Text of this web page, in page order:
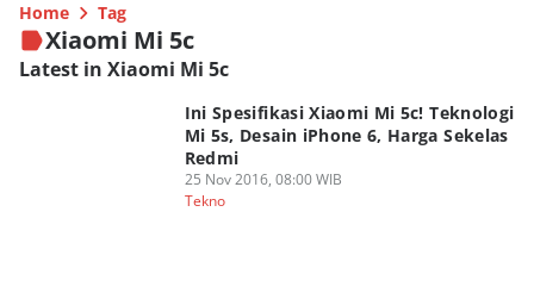
Home Tag
Xiaomi Mi 5c
Latest in Xiaomi Mi 5c
Ini Spesifikasi Xiaomi Mi 5c! Teknologi
Mi 5s, Desain iPhone 6, Harga Sekelas
Redmi
25 Nov 2016, 08:00 WIB
Tekno